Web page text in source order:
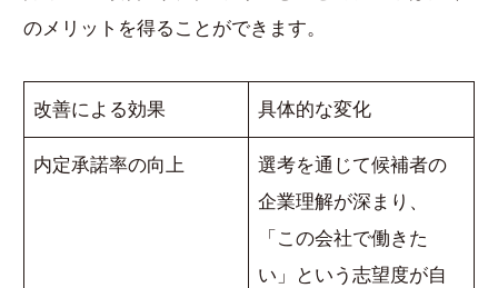
のメリットを得ることができます。
改善による効果 具体的な変化
内定承諾率の向上
選考を通じて候補者の
企業理解が深まり、
「この会社で働きた
い」という志望度が自